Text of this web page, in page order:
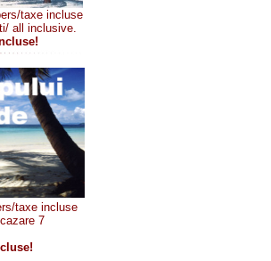
/taxe incluse
all inclusive.
taxe incluse
7